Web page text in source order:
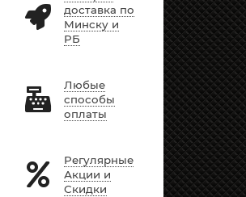
доставка по
Минску и
РБ
Любые
способы
оплаты
Регулярные
Акции и
Скидки